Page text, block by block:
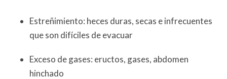
Estreñimiento: heces duras, secas e infrecuentes
que son difíciles de evacuar
Exceso de gases: eructos, gases, abdomen
hinchado